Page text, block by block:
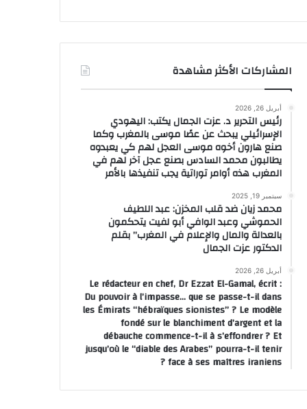
المشاركات الأكثر مشاهدة
أبريل 26, 2026
رئيس التحرير د. عزت الجمال يكتب: اليهودي
الإسرائيلي يبحث عن عصًا موسى بالمغرب وكما
صنع هارون أخوه موسى العجل لهم كي يعبدوه
يطالبون محمد السادس بصنع عجل آخر لهم في
المغرب هذه أوامر توراتية يجب تنفيذها بالأمر
سبتمبر 19, 2025
محمد زيان ضد قلب المخزن: عبد اللطيف
الحموشي وعبد الوافي أبو لفيت يتحكمون
بالعدالة والمال والإعلام في المغرب” بقلم
الدكتور عزت الجمال
أبريل 26, 2026
Le rédacteur en chef, Dr Ezzat El-Gamal, écrit :
Du pouvoir à l’impasse… que se passe-t-il dans
les Émirats “hébraïques sionistes” ? Le modèle
fondé sur le blanchiment d’argent et la
débauche commence-t-il à s’effondrer ? Et
jusqu’où le “diable des Arabes” pourra-t-il tenir
face à ses maîtres iraniens ?